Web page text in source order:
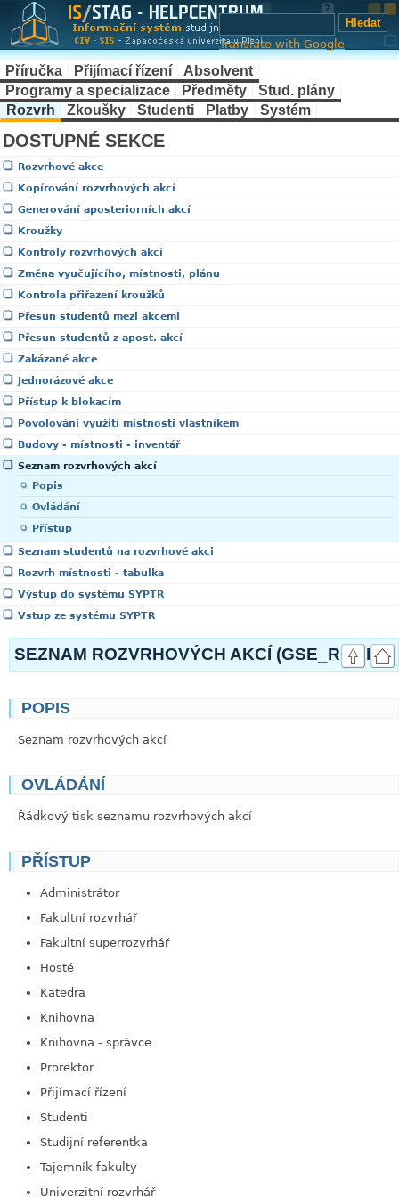
Translate with Google
Příručka Přijímací řízení
Absolvent
Programy a specializace
Předměty
Stud. plány
Rozvrh
Zkoušky Studenti Platby Systém
DOSTUPNÉ SEKCE
Rozvrhové akce
Kopírování rozvrhových akcí
Generování aposteriorních akcí
Kroužky
Kontroly rozvrhových akcí
Změna vyučujícího, místnosti, plánu
Kontrola přiřazení kroužků
Přesun studentů mezi akcemi
Přesun studentů z apost. akcí
Zakázané akce
Jednorázové akce
Přístup k blokacím
Povolování využití místnosti vlastníkem
Budovy - místnosti - inventář
Seznam rozvrhových akcí
Popis
Ovládání
Přístup
Seznam studentů na rozvrhové akci
Rozvrh místnosti - tabulka
Výstup do systému SYPTR
Vstup ze systému SYPTR
SEZNAM ROZVRHOVÝCH AKCÍ (GSE_ROAK)
POPIS
Seznam rozvrhových akcí
OVLÁDÁNÍ
Řádkový tisk seznamu rozvrhových akcí
PŘÍSTUP
Administrátor
Fakultní rozvrhář
Fakultní superrozvrhář
Hosté
Katedra
Knihovna
Knihovna - správce
Prorektor
Přijímací řízení
Studenti
Studijní referentka
Tajemník fakulty
Univerzitní rozvrhář